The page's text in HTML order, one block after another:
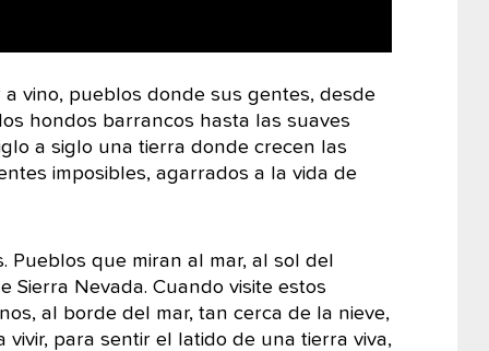
vino, pueblos donde sus gentes, desde
hondos barrancos hasta las suaves
a siglo una tierra donde crecen las
imposibles, agarrados a la vida de
Pueblos que miran al mar, al sol del
Sierra Nevada. Cuando visite estos
al borde del mar, tan cerca de la nieve,
para sentir el latido de una tierra viva,